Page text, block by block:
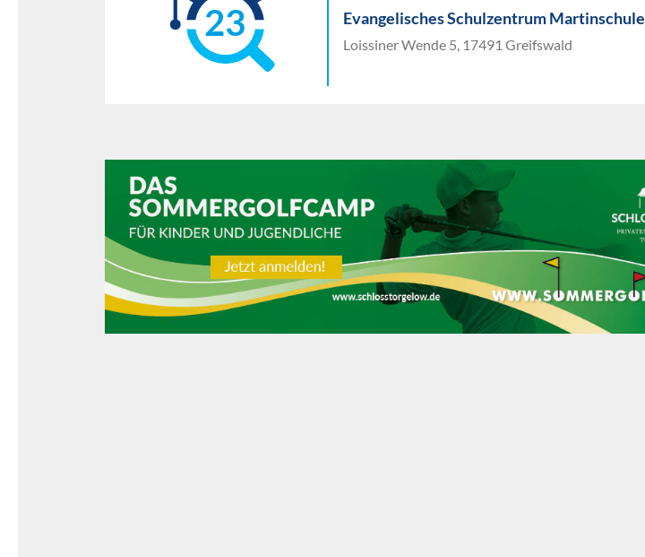
23 Evangelisches Schulzentrum Martinschule
Loissiner Wende 5, 17491 Greifswald